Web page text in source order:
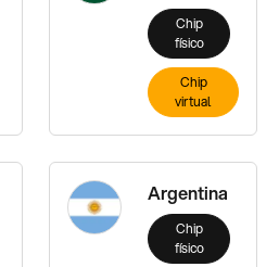
Chip
físico
Chip
virtual
Argentina
Chip
físico